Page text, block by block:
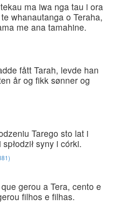
ma iwa nga tau i ora
whanautanga o Teraha,
me ana tamahine.
fått Tarah, levde han
år og fikk sønner og
Tarego sto lat i
syny i córki.
gerou a Tera, cento e
filhos e filhas.